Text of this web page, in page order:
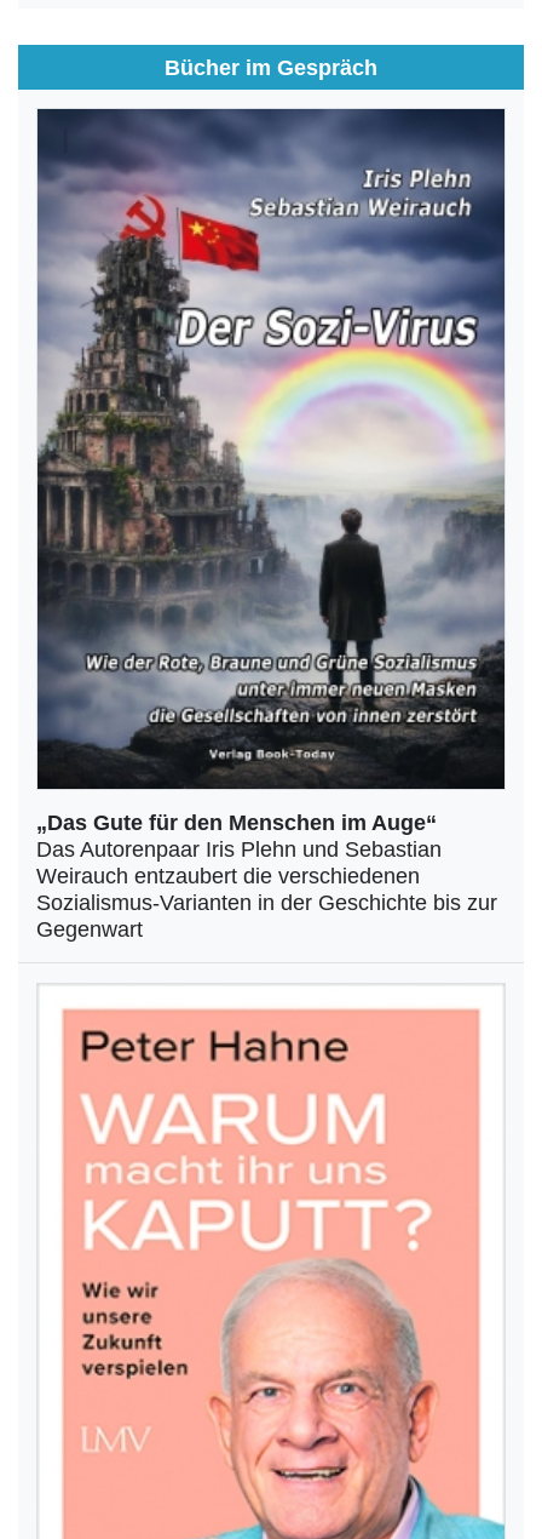
Bücher im Gespräch
„Das Gute für den Menschen im Auge“
Das Autorenpaar Iris Plehn und Sebastian
Weirauch entzaubert die verschiedenen
Sozialismus-Varianten in der Geschichte bis zur
Gegenwart